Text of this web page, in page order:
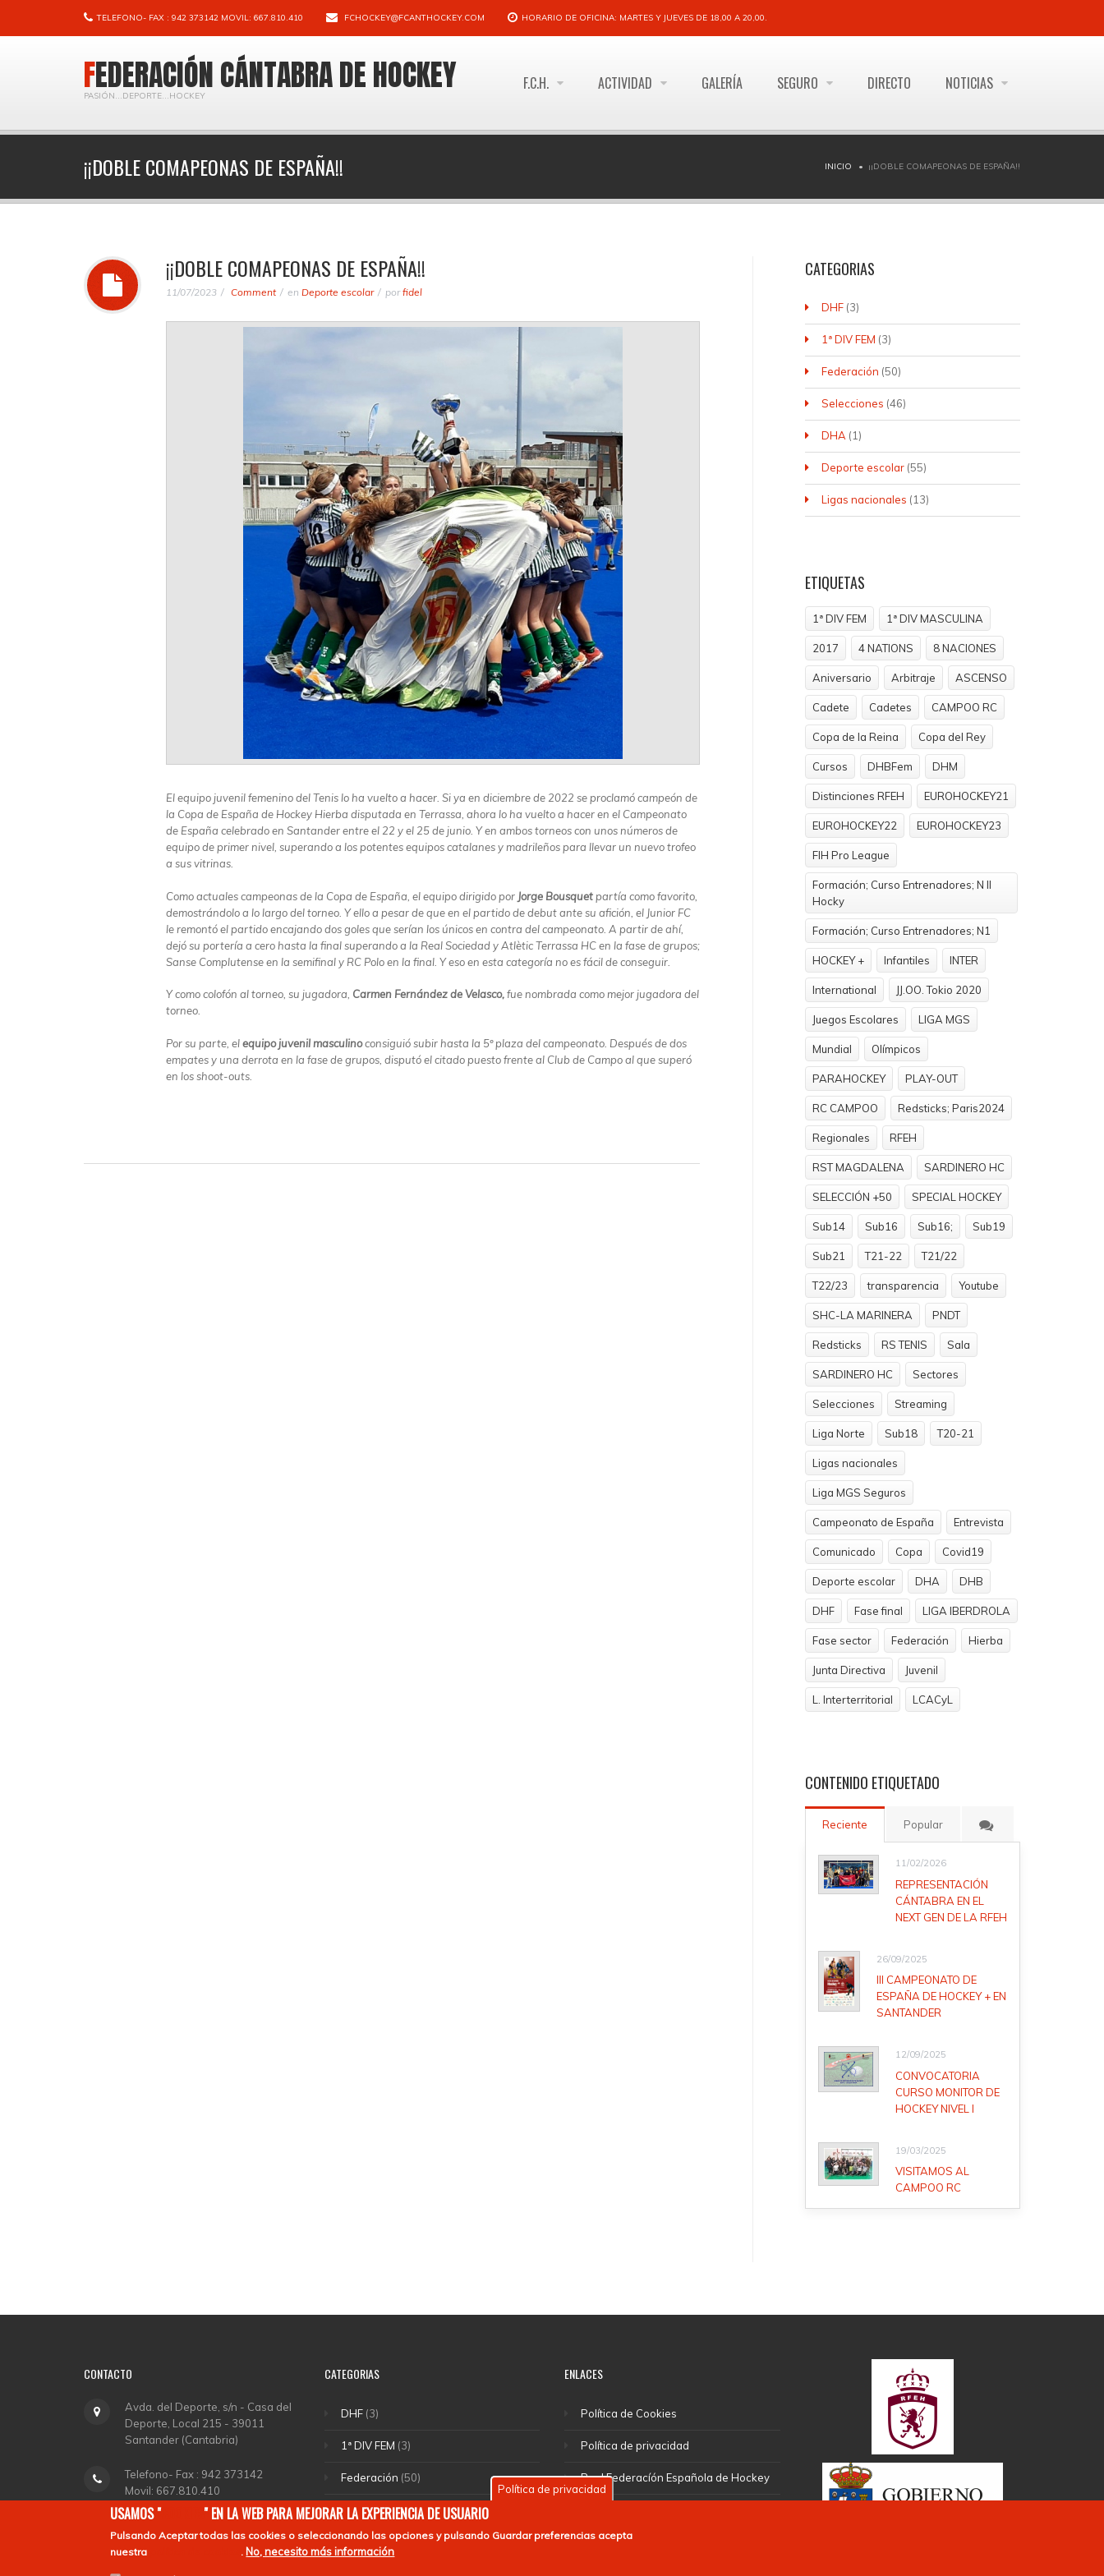
TELEFONO- FAX : 942 373142 MOVIL: 667.810.410 FCHOCKEY@FCANTHOCKEY.COM HORARIO DE OFICINA: MARTES Y JUEVES DE 18,00 A 20,00.
FEDERACIÓN CÁNTABRA DE HOCKEY
PASIÓN...DEPORTE...HOCKEY
F.C.H. ACTIVIDAD GALERÍA SEGURO DIRECTO NOTICIAS
¡¡DOBLE COMAPEONAS DE ESPAÑA!! INICIO ¡¡DOBLE COMAPEONAS DE ESPAÑA!!
¡¡DOBLE COMAPEONAS DE ESPAÑA!!
11/07/2023 Comment en Deporte escolar porfidel
El equipo juvenil femenino del Tenis lo ha vuelto a hacer. Si ya en diciembre de 2022 se proclamó campeón de
la Copa de España de Hockey Hierba disputada en Terrassa, ahora lo ha vuelto a hacer en el Campeonato
de España celebrado en Santander entre el 22 y el 25 de junio. Y en ambos torneos con unos números de
equipo de primer nivel, superando a los potentes equipos catalanes y madrileños para llevar un nuevo trofeo
a sus vitrinas.
Como actuales campeonas de la Copa de España, el equipo dirigido por Jorge Bousquet partía como favorito,
demostrándolo a lo largo del torneo. Y ello a pesar de que en el partido de debut ante su afición, el Junior FC
le remontó el partido encajando dos goles que serían los únicos en contra del campeonato. A partir de ahí,
dejó su portería a cero hasta la final superando a la Real Sociedad y Atlètic Terrassa HC en la fase de grupos;
Sanse Complutense en la semifinal y RC Polo en la final. Y eso en esta categoría no es fácil de conseguir.
Y como colofón al torneo, su jugadora, Carmen Fernández de Velasco,fue nombrada como mejor jugadora del
torneo.
Por su parte, elequipo juvenil masculinoconsiguió subir hasta la 5º plaza del campeonato. Después de dos
empates y una derrota en la fase de grupos, disputó el citado puesto frente al Club de Campo al que superó
en los shoot-outs.
CATEGORIAS
DHF(3)
1ª DIV FEM (3)
Federación (50)
Selecciones (46)
DHA (1)
Deporte escolar(55)
Ligas nacionales (13)
ETIQUETAS
1ª DIV FEM 1ª DIV MASCULINA
2017 4 NATIONS 8 NACIONES
Aniversario Arbitraje ASCENSO
Cadete Cadetes CAMPOO RC
Copa de la Reina Copa del Rey
Cursos DHBFem DHM
Distinciones RFEH EUROHOCKEY21
EUROHOCKEY22 EUROHOCKEY23
FIH Pro League
Formación; Curso Entrenadores; N II
Hocky
Formación; Curso Entrenadores; N1
HOCKEY + Infantiles INTER
International JJ.OO. Tokio 2020
Juegos Escolares LIGA MGS
Mundial Olímpicos
PARAHOCKEY PLAY-OUT
RC CAMPOO Redsticks; Paris2024
Regionales RFEH
RST MAGDALENA SARDINERO HC
SELECCIÓN +50 SPECIAL HOCKEY
Sub14 Sub16 Sub16; Sub19
Sub21 T21-22 T21/22
T22/23 transparencia Youtube
SHC-LA MARINERA PNDT
Redsticks RS TENIS Sala
SARDINERO HC Sectores
Selecciones Streaming
Liga Norte Sub18 T20-21
Ligas nacionales
Liga MGS Seguros
Campeonato de España Entrevista
Comunicado Copa Covid19
Deporte escolar DHA DHB
DHF Fase final LIGA IBERDROLA
Fase sector Federación Hierba
Junta Directiva Juvenil
L. Interterritorial LCACyL
CONTENIDO ETIQUETADO
Reciente Popular
11/02/2026
REPRESENTACIÓN
CÁNTABRA EN EL
NEXT GEN DE LA RFEH
26/09/2025
III CAMPEONATO DE
ESPAÑA DE HOCKEY + EN
SANTANDER
12/09/2025
CONVOCATORIA
CURSO MONITOR DE
HOCKEY NIVEL I
19/03/2025
VISITAMOS AL
CAMPOO RC
CONTACTO
Avda. del Deporte, s/n - Casa del
Deporte, Local 215 - 39011
Santander (Cantabria)
Telefono- Fax : 942 373142
Movil: 667.810.410
fchockey@fcanthockey.com
CATEGORIAS
DHF(3)
1ª DIV FEM (3)
Federación (50)
Selecciones(46)
DHA(1)
ENLACES
Política de Cookies
Política de privacidad
Real Federacíón Española de Hockey
Política de privacidad
USAMOS "COOKIES " EN LA WEB PARA MEJORAR LA EXPERIENCIA DE USUARIO
PulsandoAceptar todas las cookies o seleccionando las opciones y pulsando Guardar preferencias acepta
nuestra
. No, necesito más información